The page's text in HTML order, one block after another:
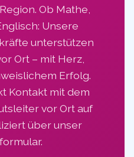
Ob Mathe,
Unsere
unterstützen
Ort – mit Herz,
Erfolg.
Kontakt mit dem
vor Ort auf
über unser